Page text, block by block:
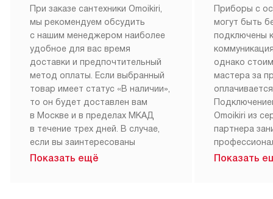
При заказе сантехники Omoikiri,
мы рекомендуем обсудить
с нашим менеджером наиболее
удобное для вас время
доставки и предпочтительный
метод оплаты. Если выбранный
товар имеет статус «В наличии»,
то он будет доставлен вам
в Москве и в пределах МКАД
в течение трех дней. В случае,
если вы заинтересованы
в товаре, который доступен
Показать ещё
Приборы с
могут быть
подключены
однако
мастера за
Omoikiri из
партнера
Наш сервис
Показать